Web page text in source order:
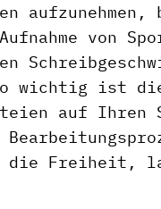
von
wichtig ist
auf
Freiheit,